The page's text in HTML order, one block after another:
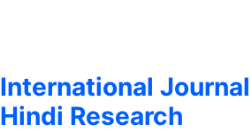
International
Hindi Research